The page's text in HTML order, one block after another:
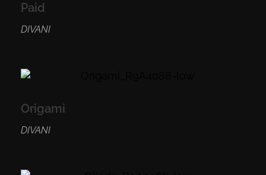
Paid
DIVANI
Origami
DIVANI